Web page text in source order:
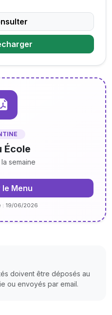
École
semaine
le Menu
: 19/06/2026
doivent être déposés au
ou envoyés par email.